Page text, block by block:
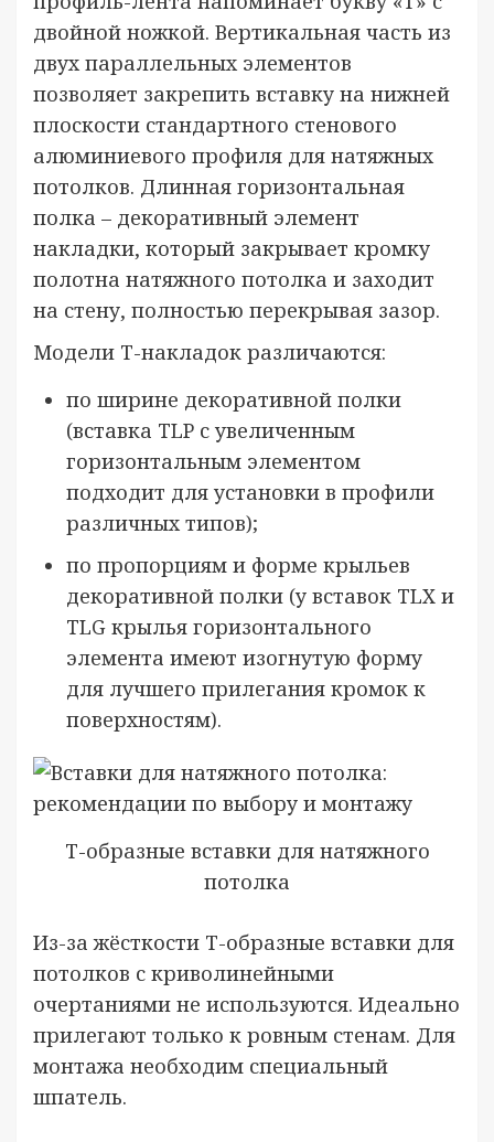
двойной ножкой. Вертикальная часть из
двух параллельных элементов
позволяет закрепить вставку на нижней
плоскости стандартного стенового
алюминиевого профиля для натяжных
потолков. Длинная горизонтальная
полка – декоративный элемент
накладки, который закрывает кромку
полотна натяжного потолка и заходит
на стену, полностью перекрывая зазор.
Модели Т-накладок различаются:
по ширине декоративной полки
(вставка TLP с увеличенным
горизонтальным элементом
подходит для установки в профили
различных типов);
по пропорциям и форме крыльев
декоративной полки (у вставок TLX и
TLG крылья горизонтального
элемента имеют изогнутую форму
для лучшего прилегания кромок к
поверхностям).
Т-образные вставки для натяжного
потолка
Из-за жёсткости Т-образные вставки для
потолков с криволинейными
очертаниями не используются. Идеально
прилегают только к ровным стенам. Для
монтажа необходим специальный
шпатель.